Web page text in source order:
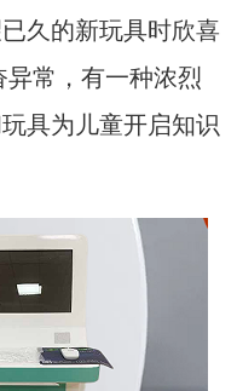
久的新玩具时欣喜
常，有一种浓烈
具为儿童开启知识